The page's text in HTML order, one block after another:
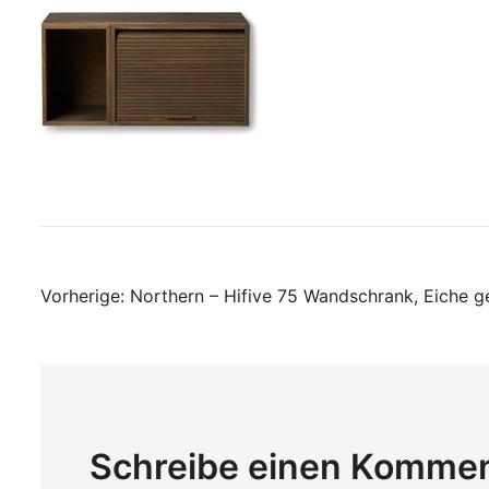
Vorherige: Northern – Hifive 75 Wandschrank, Eiche
Schreibe einen